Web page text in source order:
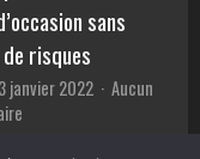
sans
risques
janvier 2022
Aucun